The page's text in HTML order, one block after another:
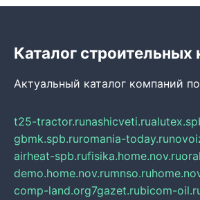
Каталог строительных
Актуальный каталог компаний
t25-tractor.runashicveti.ru
gbmk.spb.ruromania-today.ru
airheat-spb.rufisika.home.nov.ru
demo.home.nov.rumnso.ru
comp-land.org7gazet.rubicom-